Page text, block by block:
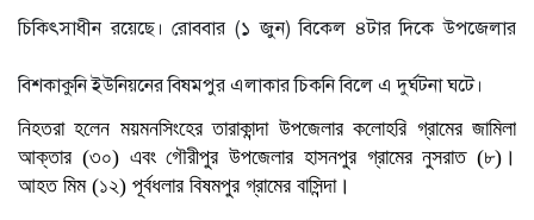
চিকিৎসাধীন রয়েছে। রোববার (১ জুন) বিকেল ৪টার দিকে উপজেলার
বিশকাকুনি ইউনিয়নের বিষমপুর এলাকার চিকনি বিলে এ দুর্ঘটনা ঘটে।
নিহতরা হলেন ময়মনসিংহের তারাকান্দা উপজেলার কলোহরি গ্রামের জামিলা
আক্তার (৩০) এবং গৌরীপুর উপজেলার হাসনপুর গ্রামের নুসরাত (৮)।
আহত মিম (১২) পূর্বধলার বিষমপুর গ্রামের বাসিন্দা।